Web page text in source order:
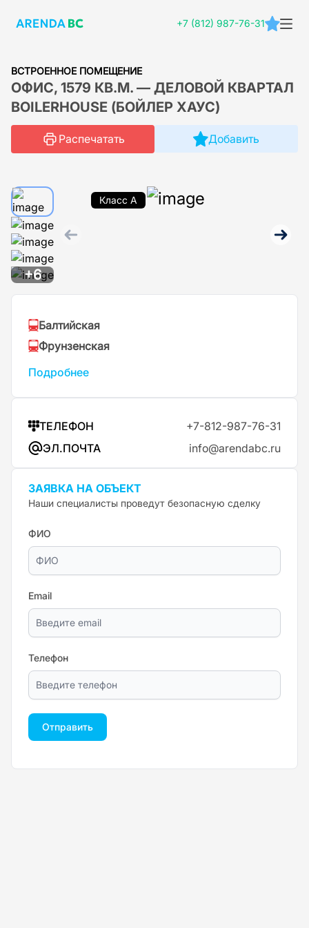
+7 (812) 987-76-31
ВСТРОЕННОЕ ПОМЕЩЕНИЕ
ОФИС, 1579 КВ.М. — ДЕЛОВОЙ КВАРТАЛ
BOILERHOUSE (БОЙЛЕР ХАУС)
Распечатать Добавить
Класс A
+6
Балтийская
Фрунзенская
Подробнее
ТЕЛЕФОН
+7-812-987-76-31
ЭЛ.ПОЧТА
info@arendabc.ru
ЗАЯВКА НА ОБЪЕКТ
Наши специалисты проведут безопасную сделку
ФИО
Email
Телефон
Отправить